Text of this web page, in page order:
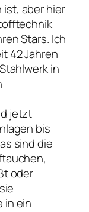
aber hier
Stars. Ich
42 Jahren
in
jetzt
bis
sind die
oder
in ein